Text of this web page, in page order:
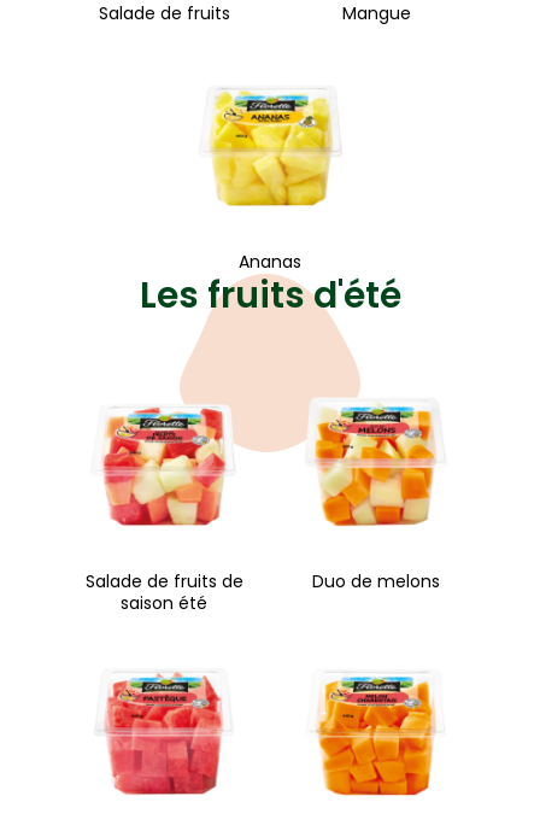
Salade de fruits Mangue
Ananas
Les fruits d'été
Salade de fruits de
saison été
Duo de melons